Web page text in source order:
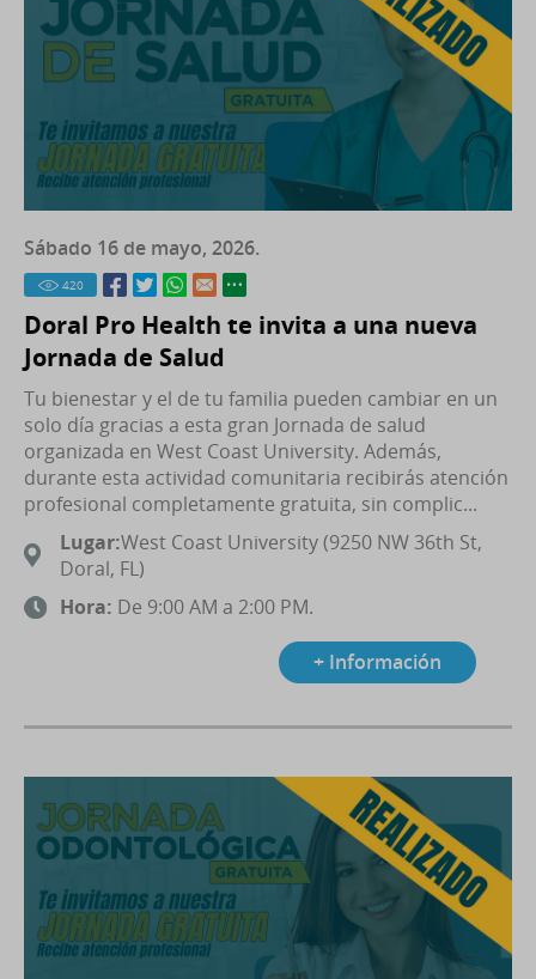
Sábado 16 de mayo, 2026.
420
Doral Pro Health te invita a una nueva
Jornada de Salud
Tu bienestar y el de tu familia pueden cambiar en un
solo día gracias a esta gran Jornada de salud
organizada en West Coast University. Además,
durante esta actividad comunitaria recibirás atención
profesional completamente gratuita, sin complic...
Lugar:West Coast University (9250 NW 36th St,
Doral, FL)
Hora: De 9:00 AM a 2:00 PM.
+ Información